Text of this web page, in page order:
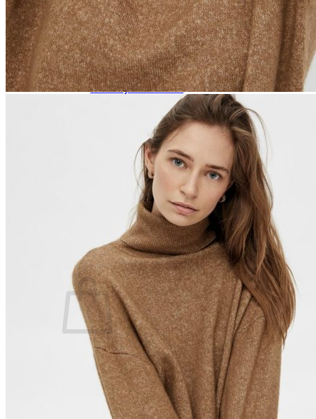
Liivit
Lasten housut
Lasten housut
Lasten trikoo-ja collegehousut
Lasten farkut
Lasten shortsit
Lasten juhlahousut
Lasten yöpaidat
Lasten pyjamat
Lasten asusteet
Vyöt, käsineet,pipot, ym
Sukat, sukkahousut, ym
Lasten takit
Ulkoilupuvut, housut ja haalarit
Kirjaudu
Ostoskori on tyhjä.
Takaisin kauppaan